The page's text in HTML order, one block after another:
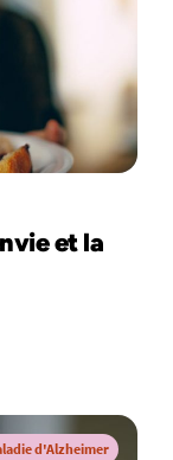
et la
d'Alzheimer